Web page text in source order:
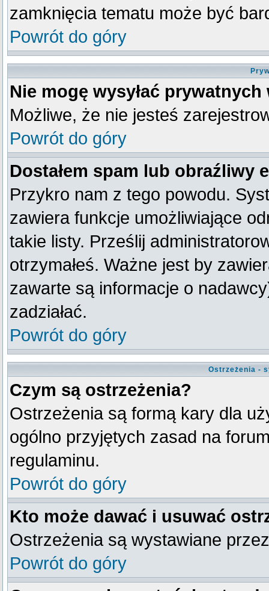
zamknięcia tematu może być
Powrót do góry
Nie mogę wysyłać
Możliwe, że nie jesteś
Powrót do góry
Dostałem spam lub obraźliwy
Przykro nam z tego powodu.
zawiera funkcje umożliwiające
takie listy. Prześlij
otrzymałeś. Ważne jest by
zawarte są informacje o
zadziałać.
Powrót do góry
Ostrzeżenia -
Czym są ostrzeżenia?
Ostrzeżenia są formą kary dla
ogólno przyjętych zasad na
regulaminu.
Powrót do góry
Kto może dawać i usuwać
Ostrzeżenia są wystawiane
Powrót do góry